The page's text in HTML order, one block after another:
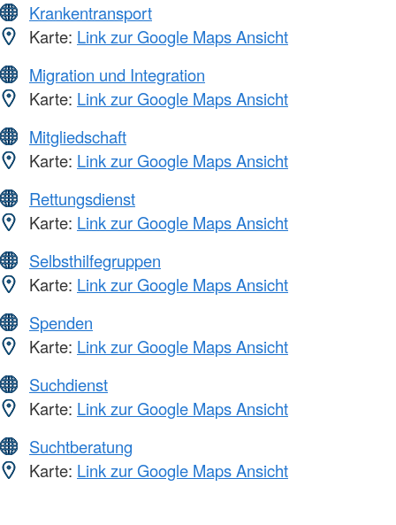
Krankentransport
Karte: Link zur Google Maps Ansicht
Migration und Integration
Karte: Link zur Google Maps Ansicht
Mitgliedschaft
Karte: Link zur Google Maps Ansicht
Rettungsdienst
Karte: Link zur Google Maps Ansicht
Selbsthilfegruppen
Karte: Link zur Google Maps Ansicht
Spenden
Karte: Link zur Google Maps Ansicht
Suchdienst
Karte: Link zur Google Maps Ansicht
Suchtberatung
Karte: Link zur Google Maps Ansicht